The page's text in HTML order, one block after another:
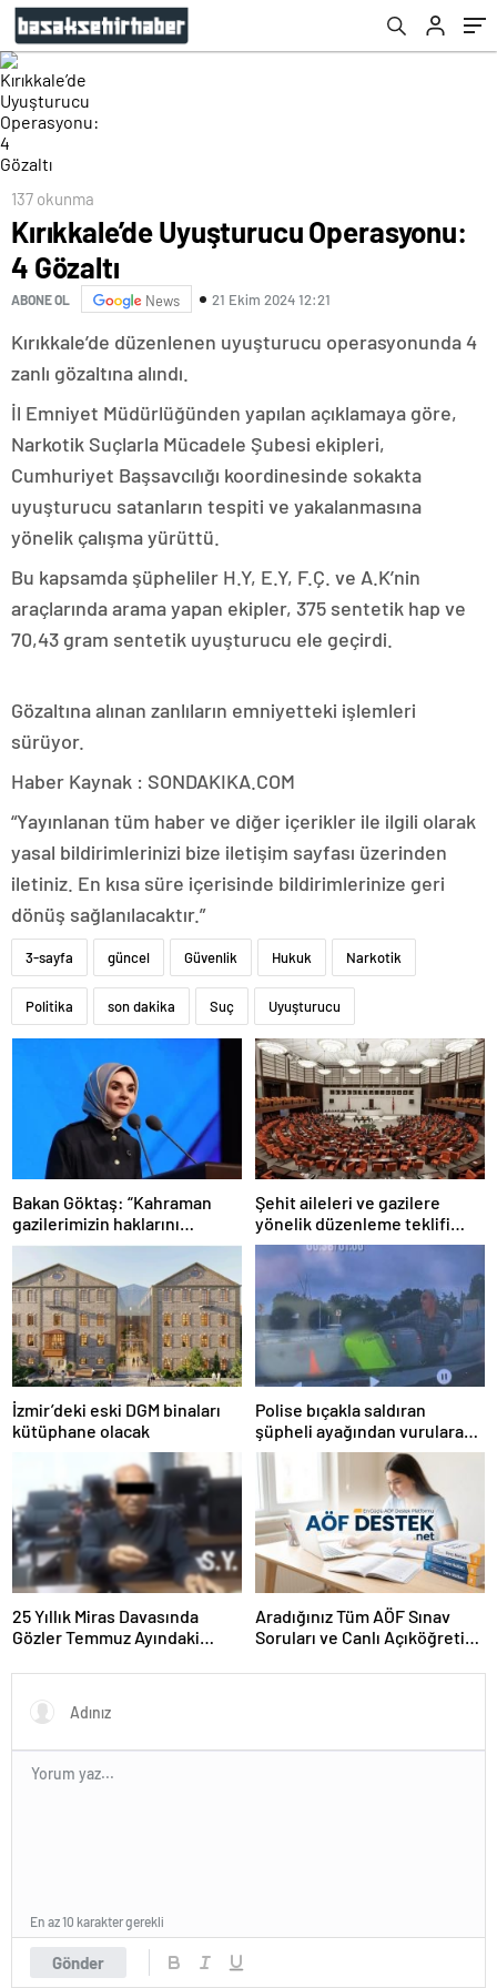
137 okunma
Kırıkkale’de Uyuşturucu Operasyonu:
4 Gözaltı
ABONE OL News 21 Ekim 2024 12:21
Kırıkkale’de düzenlenen uyuşturucu operasyonunda 4
zanlı gözaltına alındı.
İl Emniyet Müdürlüğünden yapılan açıklamaya göre,
Narkotik Suçlarla Mücadele Şubesi ekipleri,
Cumhuriyet Başsavcılığı koordinesinde sokakta
uyuşturucu satanların tespiti ve yakalanmasına
yönelik çalışma yürüttü.
Bu kapsamda şüpheliler H.Y, E.Y, F.Ç. ve A.K’nin
araçlarında arama yapan ekipler, 375 sentetik hap ve
70,43 gram sentetik uyuşturucu ele geçirdi.
Gözaltına alınan zanlıların emniyetteki işlemleri
sürüyor.
Haber Kaynak : SONDAKIKA.COM
“Yayınlanan tüm haber ve diğer içerikler ile ilgili olarak
yasal bildirimlerinizi bize iletişim sayfası üzerinden
iletiniz. En kısa süre içerisinde bildirimlerinize geri
dönüş sağlanılacaktır.”
3-sayfa güncel Güvenlik Hukuk Narkotik
Politika son dakika Suç Uyuşturucu
Bakan Göktaş: “Kahraman
gazilerimizin haklarını
güçlendiren yeni bir dönemin
kapılarını aralıyoruz”
Şehit aileleri ve gazilere
yönelik düzenleme teklifi
Meclis’te kabul edildi
İzmir’deki eski DGM binaları
kütüphane olacak
Polise bıçakla saldıran
şüpheli ayağından vurularak
yakalandı
25 Yıllık Miras Davasında
Gözler Temmuz Ayındaki
Aradığınız Tüm AÖF Sınav
Soruları ve Canlı Açıköğretim
Gönder
En az 10 karakter gerekli